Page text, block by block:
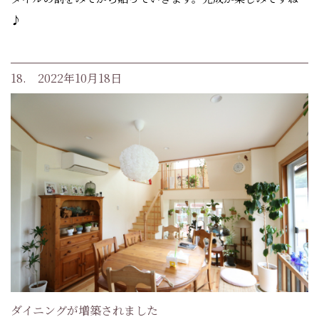
♪
18. 2022年10月18日
ダイニングが増築されました